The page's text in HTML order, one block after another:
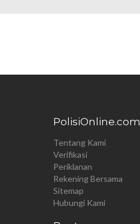
PolisiOnline.com
Tentang Kami
Verifikasi
Periklanan
Rekening Bersama
Sitemap
Hubungi Kami